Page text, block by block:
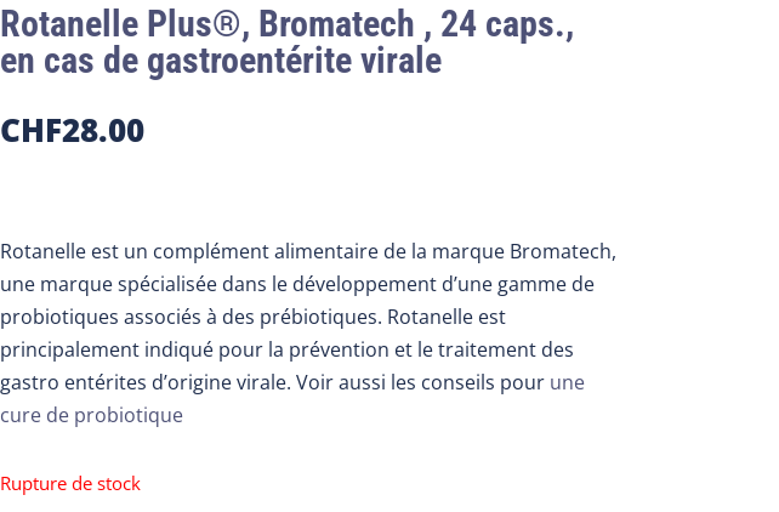
Rotanelle Plus®, Bromatech , 24 caps.,
en cas de gastroentérite virale
CHF28.00
Rotanelle est un complément alimentaire de la marque Bromatech,
une marque spécialisée dans le développement d’une gamme de
probiotiques associés à des prébiotiques. Rotanelle est
principalement indiqué pour la prévention et le traitement des
gastro entérites d’origine virale. Voir aussi les conseils pour une
cure de probiotique
Rupture de stock